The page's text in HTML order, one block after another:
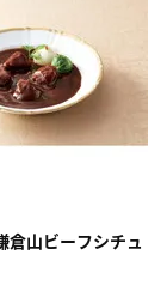
倉山ビーフシチュ